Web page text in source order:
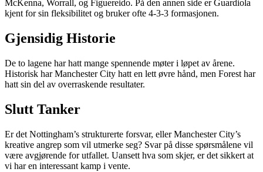
McKenna, Worrall, og Figuereido. På den annen side er Guardiola
kjent for sin fleksibilitet og bruker ofte 4-3-3 formasjonen.
Gjensidig Historie
De to lagene har hatt mange spennende møter i løpet av årene.
Historisk har Manchester City hatt en lett øvre hånd, men Forest har
hatt sin del av overraskende resultater.
Slutt Tanker
Er det Nottingham’s strukturerte forsvar, eller Manchester City’s
kreative angrep som vil utmerke seg? Svar på disse spørsmålene vil
være avgjørende for utfallet. Uansett hva som skjer, er det sikkert at
vi har en interessant kamp i vente.